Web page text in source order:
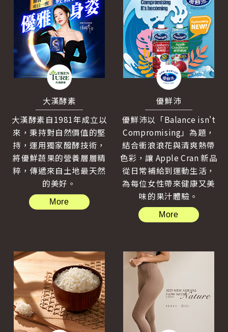
大漢酵素
大漢酵素自1981年成立以
來，秉持對自然價值的堅
持，運用獨家醱酵技術，
將優鮮蔬果的營養層層精
粹，傳遞來自土地最天然
的美好。
More
優鮮沛
優鮮沛以「Balance isn't
Compromising」為題，
結合衝浪浪花與清爽熱帶
色彩，讓 Apple Cran 新品
從日常補給到運動生活，
為每位女性帶來健康又美
味的果汁體驗。
More